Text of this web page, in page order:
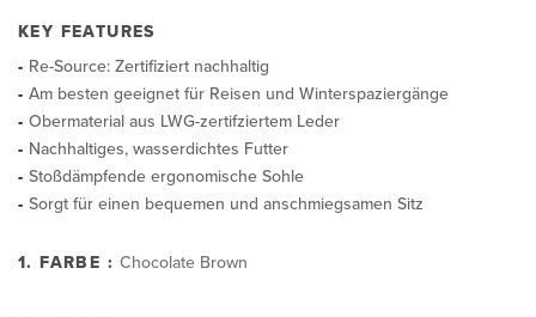
KEY FEATURES
Re-Source: Zertifiziert nachhaltig
Am besten geeignet für Reisen und Winterspaziergänge
Obermaterial aus LWG-zertifziertem Leder
Nachhaltiges, wasserdichtes Futter
Stoßdämpfende ergonomische Sohle
Sorgt für einen bequemen und anschmiegsamen Sitz
1. FARBE :Chocolate Brown